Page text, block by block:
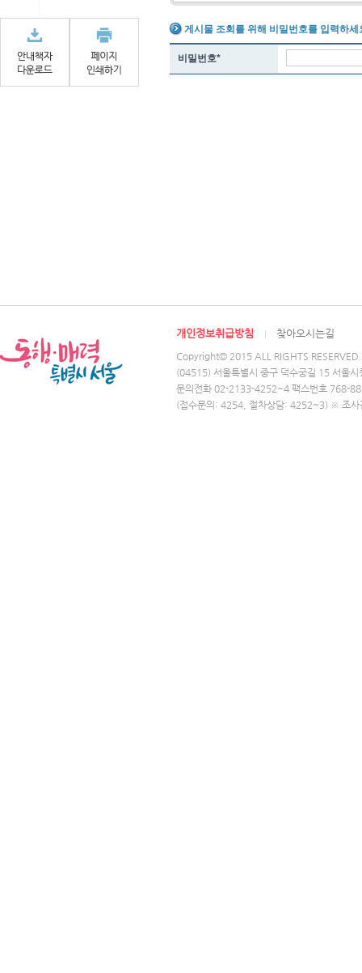
게시물 조회를 위해 비밀번호를 입력하세
비밀번호*
개인정보취급방침 찾아오시는길
Copyright© 2015 ALL RIGHTS RESERVED.
(04515) 서울특별시 중구 덕수궁길 15 서울
문의전화 02-2133-4252~4 팩스번호 768-
(접수문의: 4254, 절차상담: 4252~3) ※ 조사